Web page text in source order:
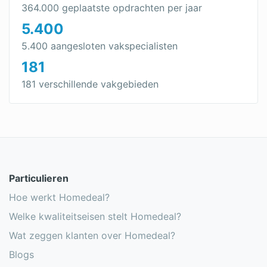
364.000 geplaatste opdrachten per jaar
5.400
5.400 aangesloten vakspecialisten
181
181 verschillende vakgebieden
Particulieren
Hoe werkt Homedeal?
Welke kwaliteitseisen stelt Homedeal?
Wat zeggen klanten over Homedeal?
Blogs